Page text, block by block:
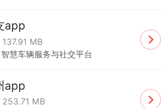
app
137.91 MB
慧车辆服务与社交平台
app
253.71 MB